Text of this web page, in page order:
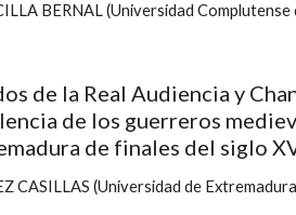
BERNAL (Universidad Complutense
de la Real Audiencia y
de los guerreros
de finales del siglo
CASILLAS (Universidad de